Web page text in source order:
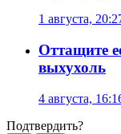
1 августа,
Оттащите
выхухоль
4 августа,
Подтвердить?